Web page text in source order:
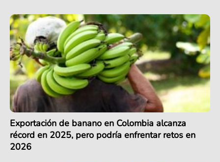
Exportación de banano en Colombia alcanza
récord en 2025, pero podría enfrentar retos en
2026